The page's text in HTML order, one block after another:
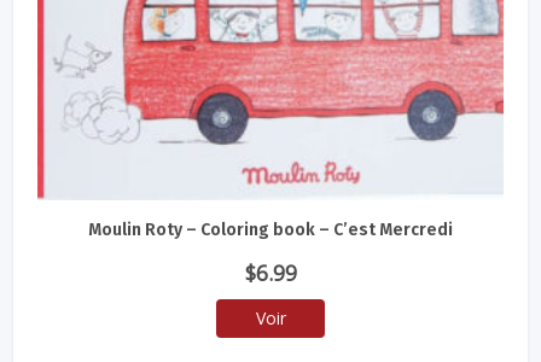
Moulin Roty – Coloring book – C’est Mercredi
$6.99
Voir